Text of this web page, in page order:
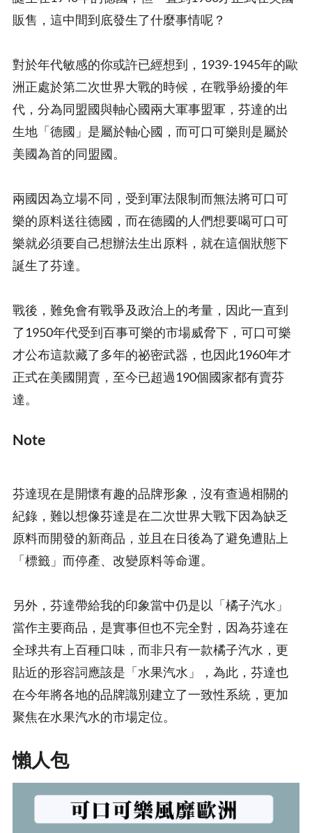
販售，這中間到底發生了什麼事情呢？
對於年代敏感的你或許已經想到，1939-1945年的歐
洲正處於第二次世界大戰的時候，在戰爭紛擾的年
代，分為同盟國與軸心國兩大軍事盟軍，芬達的出
生地「德國」是屬於軸心國，而可口可樂則是屬於
美國為首的同盟國。
兩國因為立場不同，受到軍法限制而無法將可口可
樂的原料送往德國，而在德國的人們想要喝可口可
樂就必須要自己想辦法生出原料，就在這個狀態下
誕生了芬達。
戰後，難免會有戰爭及政治上的考量，因此一直到
了1950年代受到百事可樂的市場威脅下，可口可樂
才公布這款藏了多年的祕密武器，也因此1960年才
正式在美國開賣，至今已超過190個國家都有賣芬
達。
Note
芬達現在是開懷有趣的品牌形象，沒有查過相關的
紀錄，難以想像芬達是在二次世界大戰下因為缺乏
原料而開發的新商品，並且在日後為了避免遭貼上
「標籤」而停產、改變原料等命運。
另外，芬達帶給我的印象當中仍是以「橘子汽水」
當作主要商品，是實事但也不完全對，因為芬達在
全球共有上百種口味，而非只有一款橘子汽水，更
貼近的形容詞應該是「水果汽水」，為此，芬達也
在今年將各地的品牌識別建立了一致性系統，更加
聚焦在水果汽水的市場定位。
懶人包